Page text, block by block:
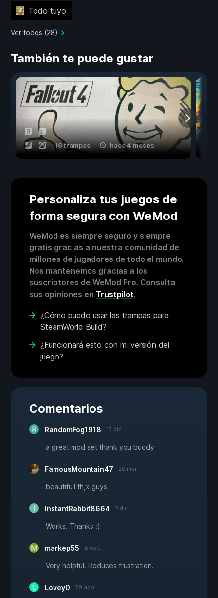
Todo tuyo
Ver todos (28)
También te puede gustar
16 trampas hace 4 meses
Personaliza tus juegos de
forma segura con WeMod
WeMod es siempre seguro y siempre
gratis gracias a nuestra comunidad de
millones de jugadores de todo el mundo.
Nos mantenemos gracias a los
suscriptores de WeMod Pro. Consulta
sus opiniones en Trustpilot.
¿Cómo puedo usar las trampas para
SteamWorld Build?
¿Funcionará esto con mi versión del
juego?
Comentarios
RandomFog1918 15 dic.
a great mod set thank you buddy
FamousMountain47 20 mar.
beautifull th,x guys
InstantRabbit8664 2 dic.
Works. Thanks :)
markep55 8 sep.
Very helpful. Reduces frustration.
LoveyD 29 ago.